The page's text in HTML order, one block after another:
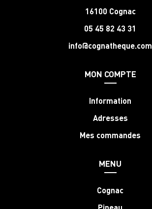
16100 Cognac
05 45 82 43 31
info@cognatheque.com
MON COMPTE
Information
Adresses
Mes commandes
MENU
Cognac